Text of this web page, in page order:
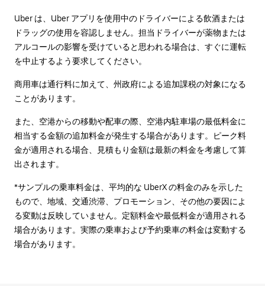
Uber は、Uber アプリを使用中のドライバーによる飲酒または
ドラッグの使用を容認しません。担当ドライバーが薬物または
アルコールの影響を受けていると思われる場合は、すぐに運転
を中止するよう要求してください。
商用車は通行料に加えて、州政府による追加課税の対象になる
ことがあります。
また、空港からの移動や配車の際、空港内駐車場の最低料金に
相当する金額の追加料金が発生する場合があります。ピーク料
金が適用される場合、見積もり金額は最新の料金を考慮して算
出されます。
*サンプルの乗車料金は、平均的な UberX の料金のみを示した
もので、地域、交通渋滞、プロモーション、その他の要因によ
る変動は反映していません。定額料金や最低料金が適用される
場合があります。実際の乗車および予約乗車の料金は変動する
場合があります。